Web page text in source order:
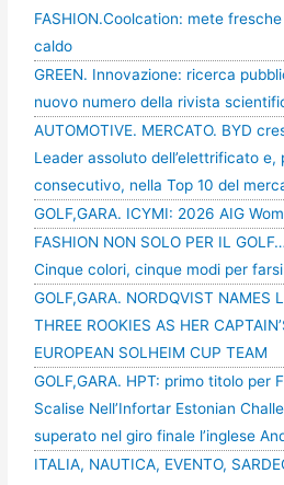
FASHION.Coolcation: mete
caldo
GREEN. Innovazione: ricerca
nuovo numero della rivista
AUTOMOTIVE. MERCATO. BYD
Leader assoluto dell’elettrificato e,
consecutivo, nella Top 10 del
GOLF,GARA. ICYMI: 2026 AIG
FASHION NON SOLO PER IL
Cinque colori, cinque modi per
GOLF,GARA. NORDQVIST NAMES
THREE ROOKIES AS HER
EUROPEAN SOLHEIM CUP TEAM
GOLF,GARA. HPT: primo titolo per
Scalise Nell’Infortar Estonian
superato nel giro finale l’inglese
ITALIA, NAUTICA, EVENTO,